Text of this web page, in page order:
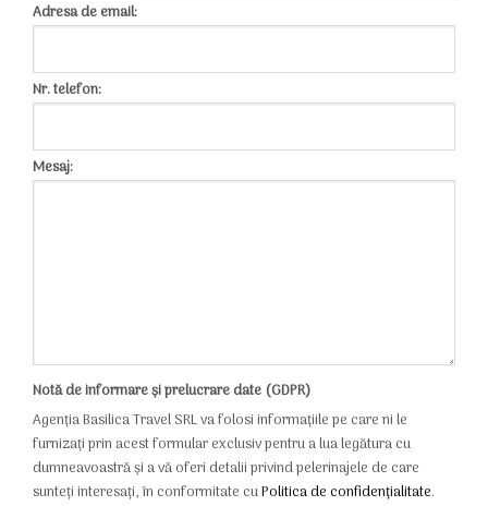
Adresa de email:
Nr. telefon:
Mesaj:
Notă de informare și prelucrare date (GDPR)
Agenția Basilica Travel SRL va folosi informațiile pe care ni le
furnizați prin acest formular exclusiv pentru a lua legătura cu
dumneavoastră și a vă oferi detalii privind pelerinajele de care
sunteți interesați, în conformitate cuPolitica de confidențialitate.